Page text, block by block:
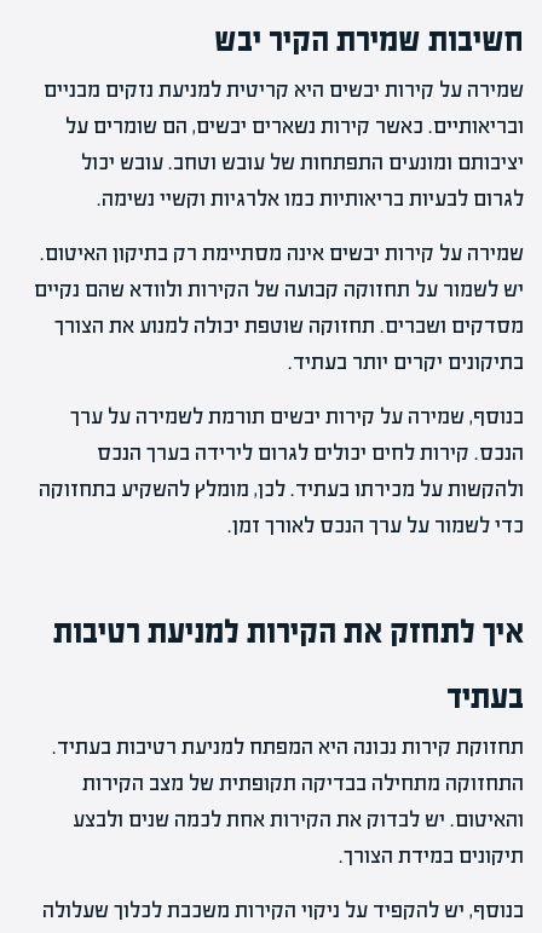
חשיבות שמירת הקיר יבש
שמירה על קירות יבשים היא קריטית למניעת נזקים מבניים
ובריאותיים. כאשר קירות נשארים יבשים, הם שומרים על
יציבותם ומונעים התפתחות של עובש וטחב. עובש יכול
לגרום לבעיות בריאותיות כמו אלרגיות וקשיי נשימה.
שמירה על קירות יבשים אינה מסתיימת רק בתיקון האיטום.
יש לשמור על תחזוקה קבועה של הקירות ולוודא שהם נקיים
מסדקים ושברים. תחזוקה שוטפת יכולה למנוע את הצורך
בתיקונים יקרים יותר בעתיד.
בנוסף, שמירה על קירות יבשים תורמת לשמירה על ערך
הנכס. קירות לחים יכולים לגרום לירידה בערך הנכס
ולהקשות על מכירתו בעתיד. לכן, מומלץ להשקיע בתחזוקה
כדי לשמור על ערך הנכס לאורך זמן.
איך לתחזק את הקירות למניעת רטיבות
בעתיד
תחזוקת קירות נכונה היא המפתח למניעת רטיבות בעתיד.
התחזוקה מתחילה בבדיקה תקופתית של מצב הקירות
והאיטום. יש לבדוק את הקירות אחת לכמה שנים ולבצע
תיקונים במידת הצורך.
בנוסף, יש להקפיד על ניקוי הקירות משכבת לכלוך שעלולה